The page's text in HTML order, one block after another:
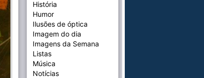
História
Humor
Ilusões de óptica
Imagem do dia
Imagens da Semana
Listas
Música
Notícias